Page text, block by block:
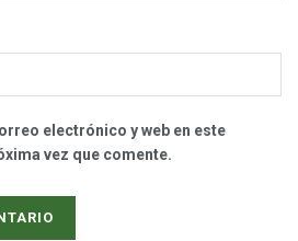
electrónico y web en este
vez que comente.